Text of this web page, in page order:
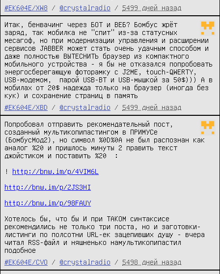
#EK604E/XW8
/ @crystalradio / 5499 дней назад
Итак, бенвачинг через БОТ и ВЕБ? Бомбус жрёт
заряд, так мобилка не "спит" из-за статусных
месагоф, но при модернизации управления и расширении
сервисов JABBER может стать очень удачным способом и
даже полностью ВЫТЕСНИТЬ браузер из компактного
мобильного устройства - я бы не отказался попробовать
энергосберегающую фоторамку с J2ME, touch-QWERTY,
USB-модемом,  парой USB-BT и USB-мышкой за 50$))) А в
мобилах от 20$ надежда только на браузер (иногда без
кук) и сохранение страниц в память
#EK604E/XBD
/ @crystalradio / 5499 дней назад
Попробовал отправить рекомендательный пост,
созданный мультикопипастингом в ПРИМУСе
(БомбусМод2), но символ %0D%0A не был распознан как
аналог %20 и пришлось минуты 2 править текст
джойстиком и поставить %20  :
! http://bnw.im/p/4VIM6L
http://bnw.im/p/ZJS3HI
http://bnw.im/p/98FAUY
Хотелось бы, что бы И при ТАКОМ синтаксисе
рекомендились не только три поста, но и заготовки-
листинги по полсотни URL-ек зацепивших душу - вчера
читал RSS-файл и няшненько намультикопипастил
подобное
#EK604E/CVO
/ @crystalradio / 5498 дней назад